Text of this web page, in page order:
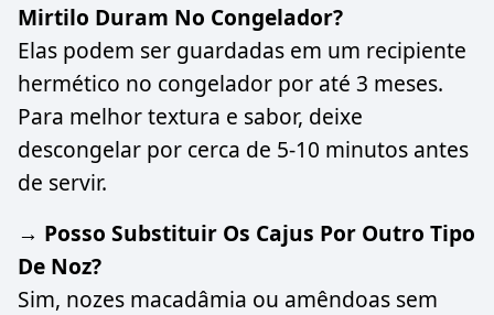
Mirtilo Duram No Congelador?
Elas podem ser guardadas em um recipiente
hermético no congelador por até 3 meses.
Para melhor textura e sabor, deixe
descongelar por cerca de 5-10 minutos antes
de servir.
→ Posso Substituir Os Cajus Por Outro Tipo
De Noz?
Sim, nozes macadâmia ou amêndoas sem